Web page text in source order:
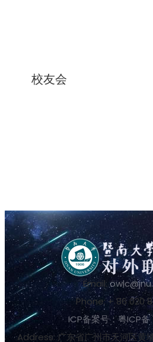
校友会
Email:
Phone: + 86 020
ICP备案号：粤ICP备
Address: 广东省广州市天河区黄